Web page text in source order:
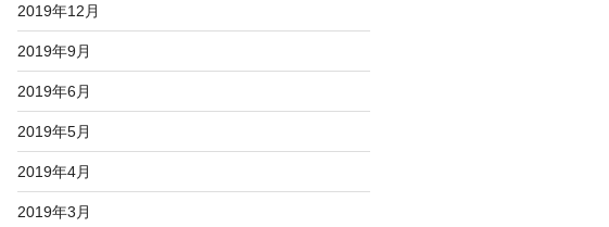
2019年12月
2019年9月
2019年6月
2019年5月
2019年4月
2019年3月